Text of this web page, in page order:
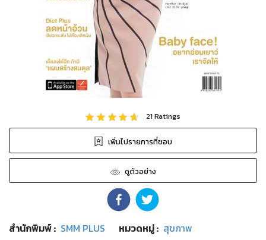
21Ratings
เพิ่มไปรายการที่ชอบ
ดูตัวอย่าง
สำนักพิมพ์: SMM PLUS หมวดหมู่: สุขภาพ